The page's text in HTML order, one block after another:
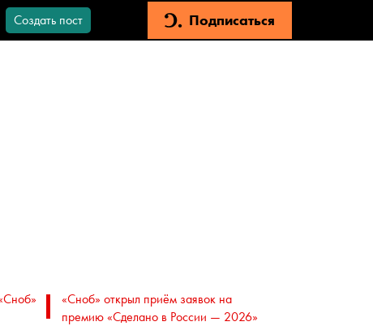
Создать пост Подписаться
«Сноб» открыл приём заявок на
премию «Сделано в России — 2026»